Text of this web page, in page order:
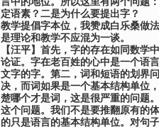
定语素？二是为什么要提出字？
教学提倡字本位，我赞成白乐桑做
是理论和教学不应混为一谈。
【汪平】 首先，字的存在如同数学
论证。字在老百姓的心中是一个语
文字的字。第二，词和短语的划界
决，而词如果是一个基本结构单位
楚哪个才是词，这是很严重的问题
这个问题。我们不是要推翻原有的
的只是语言的基本结构单位。对句